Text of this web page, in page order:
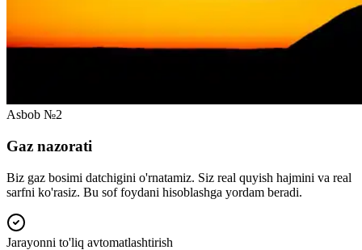
Asbob №2
Gaz nazorati
Biz gaz bosimi datchigini o'rnatamiz. Siz real quyish hajmini va real
sarfni ko'rasiz. Bu sof foydani hisoblashga yordam beradi.
Jarayonni to'liq avtomatlashtirish